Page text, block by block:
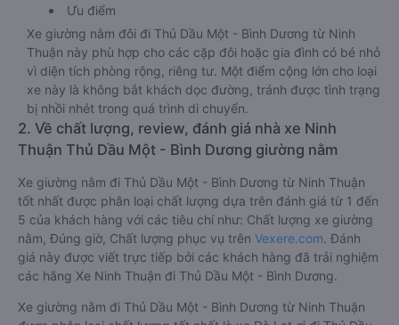
Ưu điểm
Xe giường nằm đôi đi Thủ Dầu Một - Bình Dương từ Ninh
Thuận này phù hợp cho các cặp đôi hoặc gia đình có bé nhỏ
vì diện tích phòng rộng, riêng tư. Một điểm cộng lớn cho loại
xe này là không bắt khách dọc đường, tránh được tình trạng
bị nhồi nhét trong quá trình di chuyển.
2. Về chất lượng, review, đánh giá nhà xe Ninh
Thuận Thủ Dầu Một - Bình Dương giường nằm
Xe giường nằm đi Thủ Dầu Một - Bình Dương từ Ninh Thuận
tốt nhất được phân loại chất lượng dựa trên đánh giá từ 1 đến
5 của khách hàng với các tiêu chí như: Chất lượng xe giường
nằm, Đúng giờ, Chất lượng phục vụ trên Vexere.com. Đánh
giá này được viết trực tiếp bởi các khách hàng đã trải nghiệm
các hãng Xe Ninh Thuận đi Thủ Dầu Một - Bình Dương.
Xe giường nằm đi Thủ Dầu Một - Bình Dương từ Ninh Thuận